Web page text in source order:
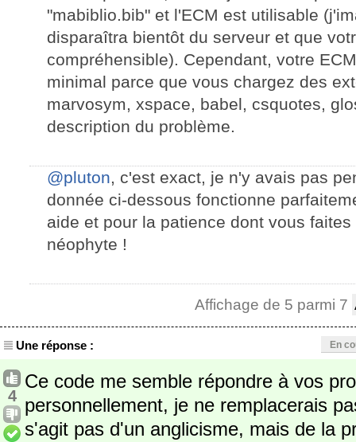
"mabiblio.bib" et l'ECM est utilisable
disparaîtra bientôt du serveur et que
compréhensible). Cependant, votre
minimal parce que vous chargez des
marvosym, xspace, babel, csquotes,
description du problème.
@pluton, c'est exact, je n'y avais pas
donnée ci-dessous fonctionne
aide et pour la patience dont vous
néophyte !
Affichage de 5 parmi 7
Une réponse : En
4
Ce code me semble répondre à vos
personnellement, je ne remplacerais
s'agit pas d'un anglicisme, mais de la